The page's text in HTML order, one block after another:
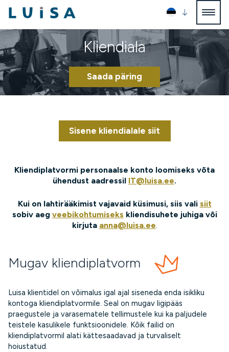
Kliendiala
Saada päring
Sisene kliendialale siit
Kliendiplatvormi personaalse konto loomiseks võta
ühendust aadressil IT@luisa.ee.
Kui on lahtirääkimist vajavaid küsimusi, siis vali siit
sobiv aeg veebikohtumiseks kliendisuhete juhiga või
kirjuta anna@luisa.ee.
Mugav kliendiplatvorm
Luisa klientidel on võimalus igal ajal siseneda enda isikliku
kontoga kliendiplatvormile. Seal on mugav ligipääs
praegustele ja varasematele tellimustele kui ka paljudele
teistele kasulikele funktsioonidele. Kõik failid on
kliendiplatvormil alati kättesaadavad ja turvaliselt
hoiustatud.